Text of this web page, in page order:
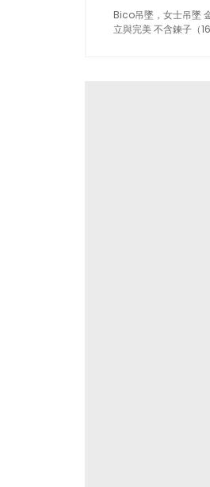
Bico吊墜，女士吊墜
立與完美 不含鍊子（